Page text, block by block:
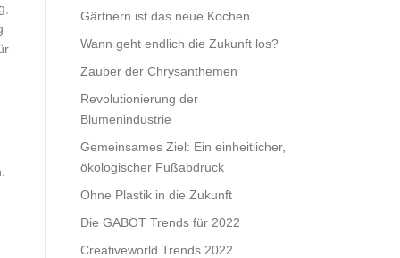
Gärtnern ist das neue Kochen
Wann geht endlich die Zukunft los?
Zauber der Chrysanthemen
Revolutionierung der
Blumenindustrie
Gemeinsames Ziel: Ein einheitlicher,
ökologischer Fußabdruck
Ohne Plastik in die Zukunft
Die GABOT Trends für 2022
Creativeworld Trends 2022